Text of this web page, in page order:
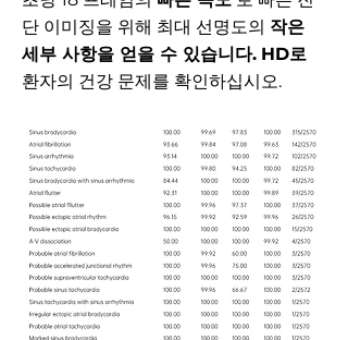
단 이미징을 위해 최대 선명도의 작은
세부 사항을 얻을 수 있습니다. HD로
환자의 건강 문제를 확인하십시오.